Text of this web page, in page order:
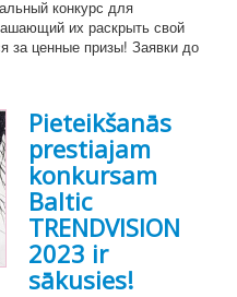
конкурс для
их раскрыть свой
за ценные призы! Заявки до
Pieteikšanās
prestiajam
konkursam
Baltic
TRENDVISION
2023 ir
sākusies!